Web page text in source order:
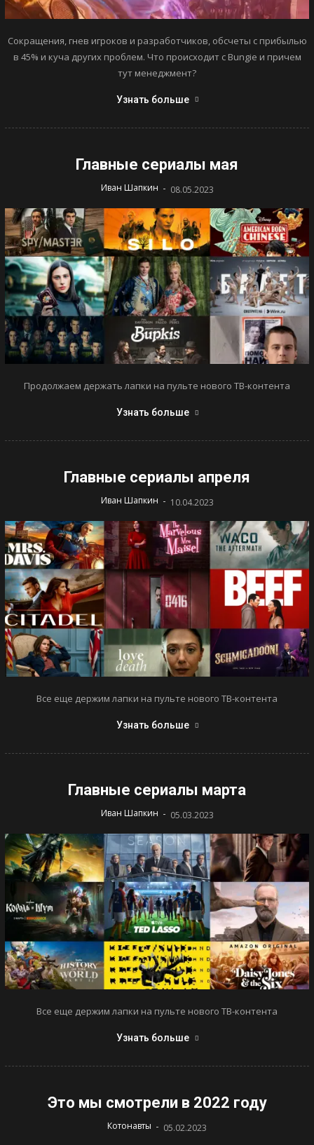
Сокращения, гнев игроков и разработчиков, обсчеты с прибылью
в 45% и куча других проблем. Что происходит с Bungie и причем
тут менеджмент?
Узнать больше
Главные сериалы мая
Иван Шапкин - 08.05.2023
Продолжаем держать лапки на пульте нового ТВ-контента
Узнать больше
Главные сериалы апреля
Иван Шапкин - 10.04.2023
Все еще держим лапки на пульте нового ТВ-контента
Узнать больше
Главные сериалы марта
Иван Шапкин - 05.03.2023
Все еще держим лапки на пульте нового ТВ-контента
Узнать больше
Это мы смотрели в 2022 году
Котонавты - 05.02.2023